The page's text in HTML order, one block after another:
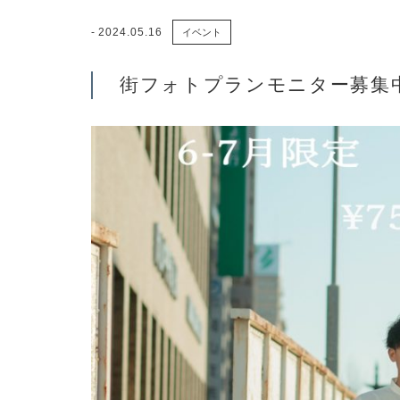
2024.05.16 イベント
街フォトプランモニター募集